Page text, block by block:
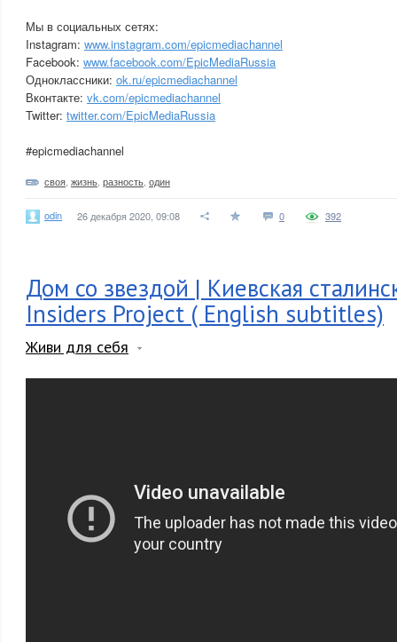
Мы в социальных сетях:
Instagram: www.instagram.com/epicmediachannel
Facebook: www.facebook.com/EpicMediaRussia
Одноклассники: ok.ru/epicmediachannel
Вконтакте: vk.com/epicmediachannel
Twitter: twitter.com/EpicMediaRussia
#epicmediachannel
своя жизнь разность один
odin 26 декабря 2020, 09:08 0 392
Дом со звездой | Киевская
Insiders Project ( English subtitles)
Живи для себя